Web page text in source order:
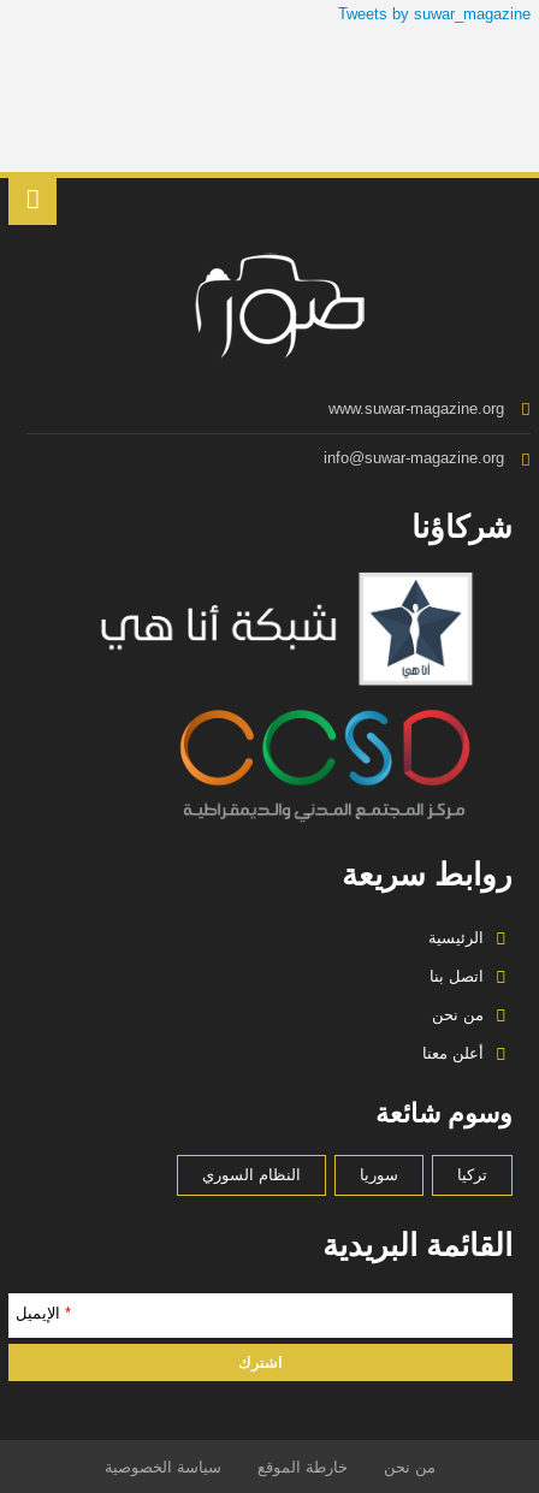
Tweets by suwar_magazine
www.suwar-magazine.org
info@suwar-magazine.org
شركاؤنا
روابط سريعة
الرئيسية
اتصل بنا
من نحن
أعلن معنا
وسوم شائعة
تركيا سوريا النظام السوري
القائمة البريدية
* الإيميل
من نحن خارطة الموقع سياسة الخصوصية